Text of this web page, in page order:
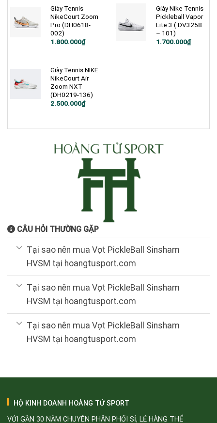
2.400.000₫.
Giày Tennis
NikeCourt Zoom
Pro (DH0618-
002)
Giá
1.800.000₫
Giá
1.800.000₫.
Giày Nike Tennis-
Pickleball Vapor
Lite 3 ( DV3258
– 101)
Giá
1.700.000₫
Giá
Giày Tennis NIKE
NikeCourt Air
Zoom NXT
(DH0219-136)
Giá
2.500.000₫
Giá
2.500.000₫.
CÂU HỎI THƯỜNG GẶP
Tại sao nên mua Vợt PickleBall Sinsham
HVSM tại hoangtusport.com
Tại sao nên mua Vợt PickleBall Sinsham
HVSM tại hoangtusport.com
Tại sao nên mua Vợt PickleBall Sinsham
HVSM tại hoangtusport.com
HỘ KINH DOANH HOÀNG TỬ SPORT
VỚI GẦN 30 NĂM CHUYÊN PHÂN PHỐI SỈ, LẺ HÀNG THỂ